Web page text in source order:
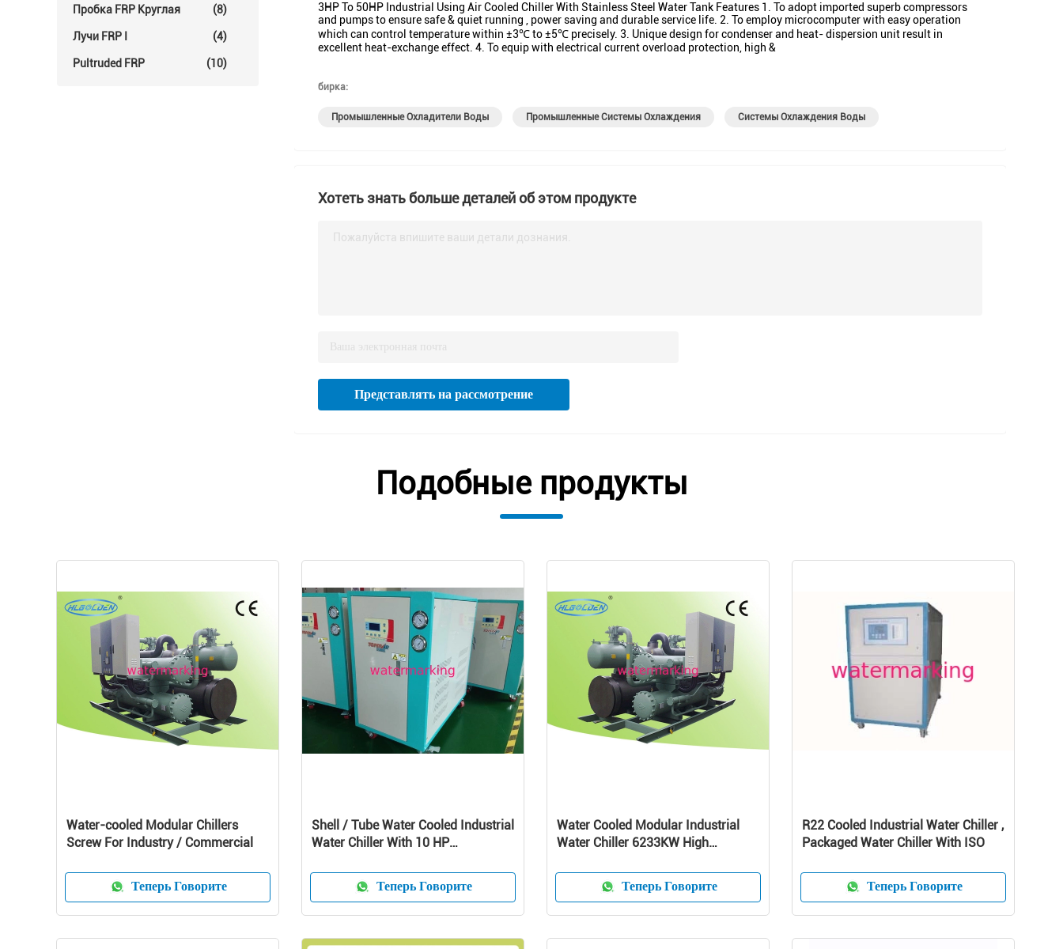
Пробка FRP Круглая (8)
Лучи FRP I (4)
Pultruded FRP (10)
3HP To 50HP Industrial Using Air Cooled Chiller With Stainless Steel Water Tank Features 1. To adopt imported superb compressors
and pumps to ensure safe & quiet running , power saving and durable service life. 2. To employ microcomputer with easy operation
which can control temperature within ±3℃ to ±5℃ precisely. 3. Unique design for condenser and heat- dispersion unit result in
excellent heat-exchange effect. 4. To equip with electrical current overload protection, high &
бирка:
Промышленные Охладители Воды Промышленные Системы Охлаждения Системы Охлаждения Воды
Хотеть знать больше деталей об этом продукте
Пожалуйста впишите ваши детали дознания.
Представлять на рассмотрение
Подобные продукты
Water-cooled Modular Chillers
Screw For Industry / Commercial
Теперь Говорите
Shell / Tube Water Cooled Industrial
Water Chiller With 10 HP
Теперь Говорите
Water Cooled Modular Industrial
Water Chiller 6233KW High
Теперь Говорите
R22 Cooled Industrial Water Chiller ,
Packaged Water Chiller With ISO
Теперь Говорите